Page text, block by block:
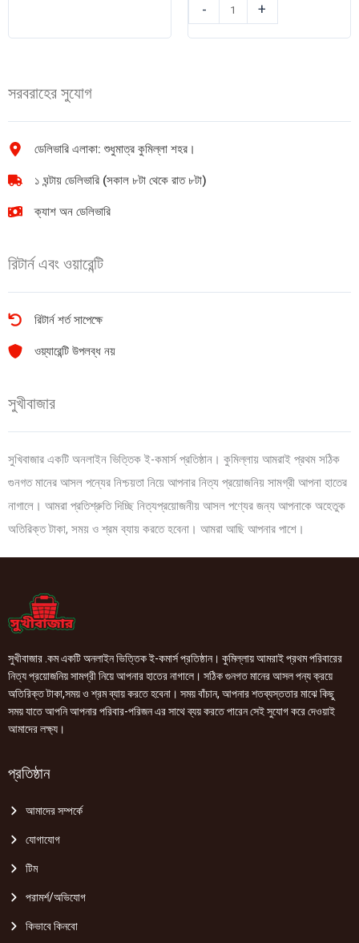
Delight
-
বেবি
ওয়াইপ্স
+
সরবরাহের সুযোগ
ডেলিভারি এলাকা: শুধুমাত্র কুমিল্লা শহর।
১ ঘন্টায় ডেলিভারি (সকাল ৮টা থেকে রাত ৮টা)
ক্যাশ অন ডেলিভারি
রিটার্ন এবং ওয়ারেন্টি
রিটার্ন শর্ত সাপেক্ষে
ওয়্যারেন্টি উপলব্ধ নয়
সুখীবাজার
সুখিবাজার একটি অনলাইন ভিত্তিক ই-কমার্স প্রতিষ্ঠান। কুমিল্লায় আমরাই প্রথম সঠিক
গুনগত মানের আসল পন্যের নিশ্চয়তা নিয়ে আপনার নিত্য প্রয়োজনিয় সামগ্রী আপনা হাতের
নাগালে। আমরা প্রতিশ্রুতি দিচ্ছি নিত্যপ্রয়োজনীয় আসল পণ্যের জন্য আপনাকে অহেতুক
অতিরিক্ত টাকা, সময় ও শ্রম ব্যায় করতে হবেনা। আমরা আছি আপনার পাশে।
সুখীবাজার .কম একটি অনলাইন ভিত্তিক ই-কমার্স প্রতিষ্ঠান। কুমিল্লায় আমরাই প্রথম পরিবারের
নিত্য প্রয়োজনিয় সামগ্রী নিয়ে আপনার হাতের নাগালে। সঠিক গুনগত মানের আসল পন্য ক্রয়ে
অতিরিক্ত টাকা,সময় ও শ্রম ব্যায় করতে হবেনা। সময় বাঁচান, আপনার শতব্যস্ততার মাঝে কিছু
সময় যাতে আপনি আপনার পরিবার-পরিজন এর সাথে ব্যয় করতে পারেন সেই সুযোগ করে দেওয়াই
আমাদের লক্ষ্য।
প্রতিষ্ঠান
আমাদের সম্পর্কে
যোগাযোগ
টিম
পরামর্শ/অভিযোগ
কিভাবে কিনবো